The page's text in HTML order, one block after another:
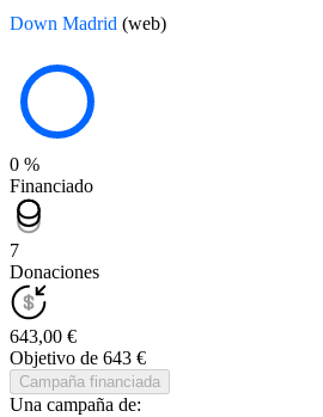
Down Madrid (web)
0 %
Financiado
7
Donaciones
643,00 €
Objetivo de 643 €
Campaña financiada
Una campaña de: